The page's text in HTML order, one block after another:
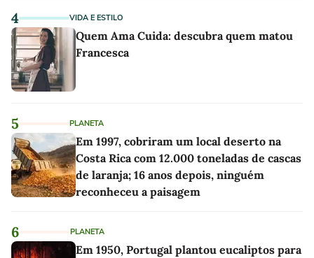
4 VIDA E ESTILO
Quem Ama Cuida: descubra quem matou
Francesca
5 PLANETA
Em 1997, cobriram um local deserto na
Costa Rica com 12.000 toneladas de cascas
de laranja; 16 anos depois, ninguém
reconheceu a paisagem
6 PLANETA
Em 1950, Portugal plantou eucaliptos para